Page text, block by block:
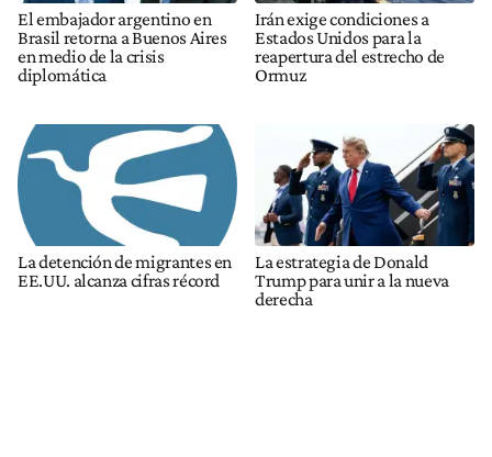
El embajador argentino en
Brasil retorna a Buenos Aires
en medio de la crisis
diplomática
Irán exige condiciones a
Estados Unidos para la
reapertura del estrecho de
Ormuz
La detención de migrantes en
EE.UU. alcanza cifras récord
La estrategia de Donald
Trump para unir a la nueva
derecha